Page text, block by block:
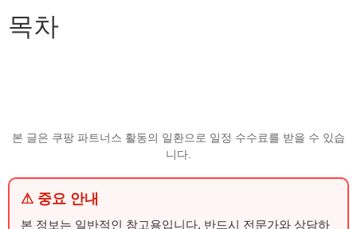
목차
본 글은 쿠팡 파트너스 활동의 일환으로 일정 수수료를 받을 수 있습
니다.
⚠ 중요 안내
본 정보는 일반적인 참고용입니다. 반드시 전문가와 상담하